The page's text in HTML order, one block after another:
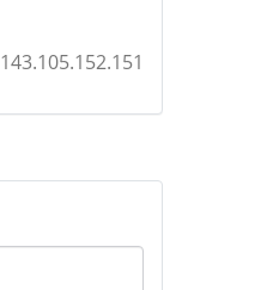
143.105.152.151